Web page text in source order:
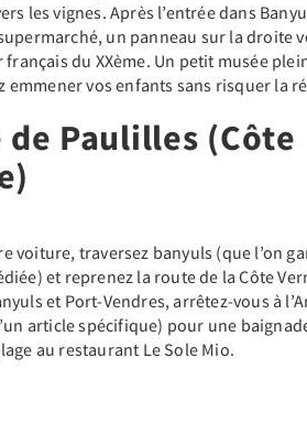
les vignes. Après l’entrée dans
un panneau sur la droite
du XXème. Un petit musée
emmener vos enfants sans risquer la
de Paulilles (Côte
voiture, traversez banyuls (que l’on
et reprenez la route de la Côte
et Port-Vendres, arrêtez-vous à
article spécifique) pour une
au restaurant Le Sole Mio.